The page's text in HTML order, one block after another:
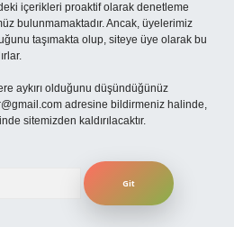
içerikleri proaktif olarak denetleme
bulunmamaktadır. Ancak, üyelerimiz
taşımakta olup, siteye üye olarak bu
aykırı olduğunu düşündüğünüz
adresine bildirmeniz halinde,
sitemizden kaldırılacaktır.